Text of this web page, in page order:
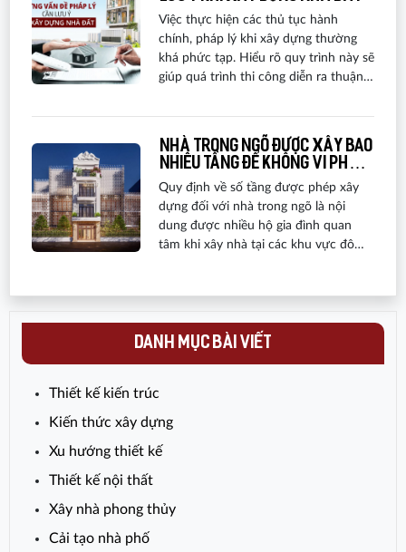
nhất. Trong bài viết này, hãy cùng tìm
hiểu những tiêu chuẩn thiết kế nhà ở
riêng lẻ theo quy định mới có hiệu lực
từ ngày 01/07/2026.
Việc thực hiện các thủ tục hành
chính, pháp lý khi xây dựng thường
khá phức tạp. Hiểu rõ quy trình này sẽ
giúp quá trình thi công diễn ra thuận
tờ gì trước khi bắt tay vào xây dựng?
Hãy cùng A&G Việt Nam khám phá
chi tiết qua bài viết dưới đây để nắm
vững các thủ tục pháp lý cần thiết
trước khi xây nhà!
Nhà trong ngõ được xây bao
nhiêu tầng để không vi phạm
quy định?
Quy định về số tầng được phép xây
dựng đối với nhà trong ngõ là nội
dung được nhiều hộ gia đình quan
tâm khi xây nhà tại các khu vực đô
nêu ra những lưu ý quan trọng trong
quá trình xây dựng nhằm bảo đảm
DANH MỤC BÀI VIẾT
Thiết kế kiến trúc
Kiến thức xây dựng
Xu hướng thiết kế
Thiết kế nội thất
Xây nhà phong thủy
Cải tạo nhà phố